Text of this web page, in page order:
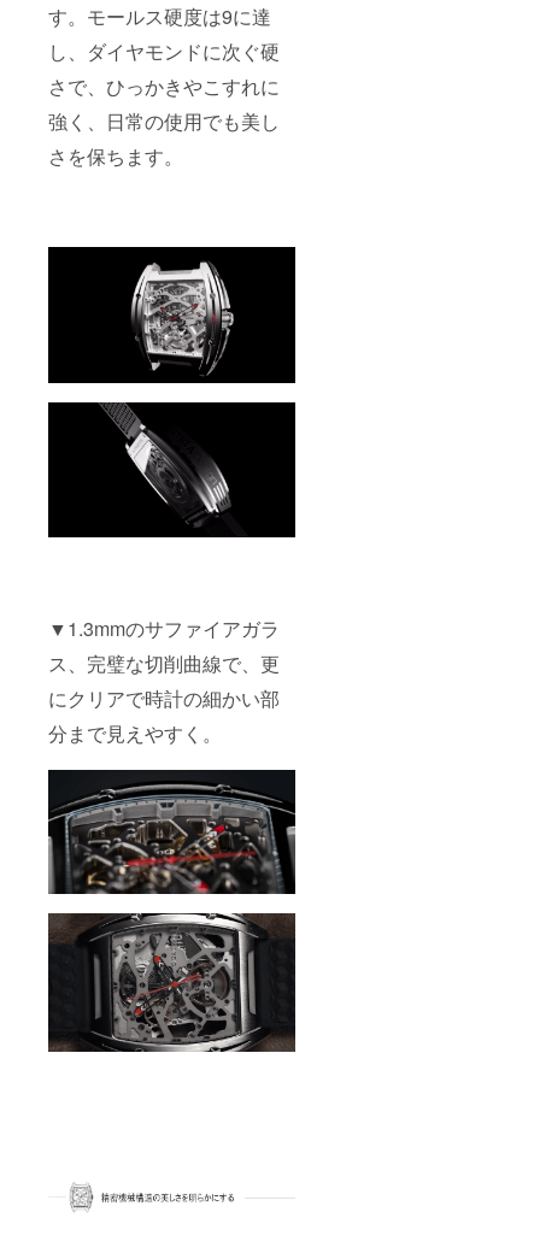
す。モールス硬度は9に達
し、ダイヤモンドに次ぐ硬
さで、ひっかきやこすれに
強く、日常の使用でも美し
さを保ちます。
▼1.3mmのサファイアガラ
ス、完璧な切削曲線で、更
にクリアで時計の細かい部
分まで見えやすく。